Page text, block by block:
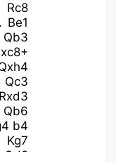
Rc8
Be1
Qb3
Qc3
Rxd3
Qb6
b4
Kg7
Qd8